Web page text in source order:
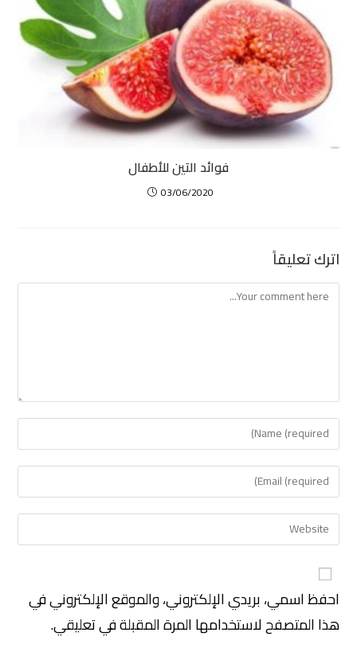
فوائد التين للأطفال
03/06/2020
اترك تعليقاً
احفظ اسمي، بريدي الإلكتروني، والموقع الإلكتروني في
هذا المتصفح لاستخدامها المرة المقبلة في تعليقي.